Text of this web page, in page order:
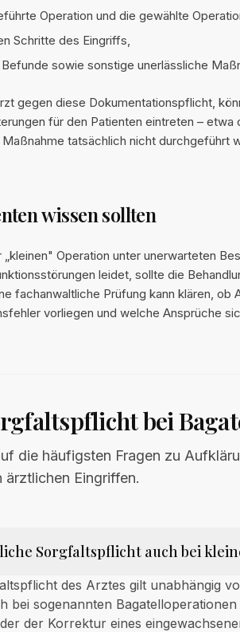
Operation und die gewählte
Schritte des Eingriffs,
sowie sonstige unerlässliche
gegen diese Dokumentationspflicht,
für den Patienten eintreten – etwa
tatsächlich nicht durchgeführt
wissen sollten
„kleinen" Operation unter unerwarteten
leidet, sollte die
fachanwaltliche Prüfung kann klären,
vorliegen und welche Ansprüche
bei
die häufigsten Fragen zu
ärztlichen Eingriffen.
Sorgfaltspflicht auch bei
des Arztes gilt unabhängig
bei sogenannten
der Korrektur eines